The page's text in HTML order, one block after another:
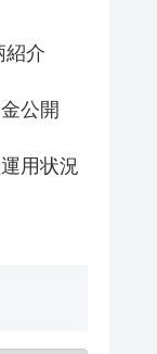
紹介
公開
用状況